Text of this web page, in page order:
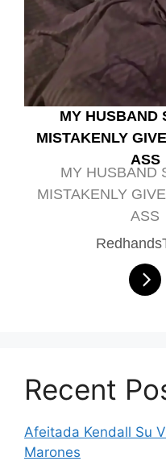
MY HUSBAND
MISTAKENLY
ASS
MY HUSBAND
MISTAKENLY
ASS
Recent
Afeitada Kendall Su
Marones